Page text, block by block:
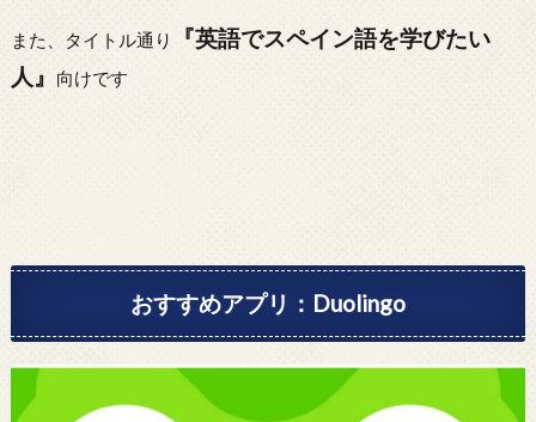
また、タイトル通り
『英語でスペイン語を学びたい
人』
向けです
おすすめアプリ：Duolingo